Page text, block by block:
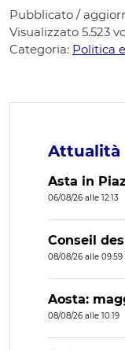
Pubblicato /
Visualizzato 5.523
Categoria: Politica
Attualità
Asta in
06/08/26 alle 12:13
Conseil
08/08/26 alle 09:59
Aosta:
08/08/26 alle 10:19